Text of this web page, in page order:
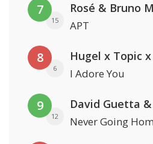
7
15
Rosé & Bruno
APT
8
6 I Adore You
9
12 Never Going